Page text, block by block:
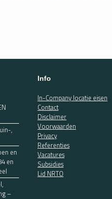
,
en
en
–
Info
In-Company locatie eisen
Contact
Disclaimer
Voorwaarden
Privacy
Referenties
Vacatures
Subsidies
Lid NRTO